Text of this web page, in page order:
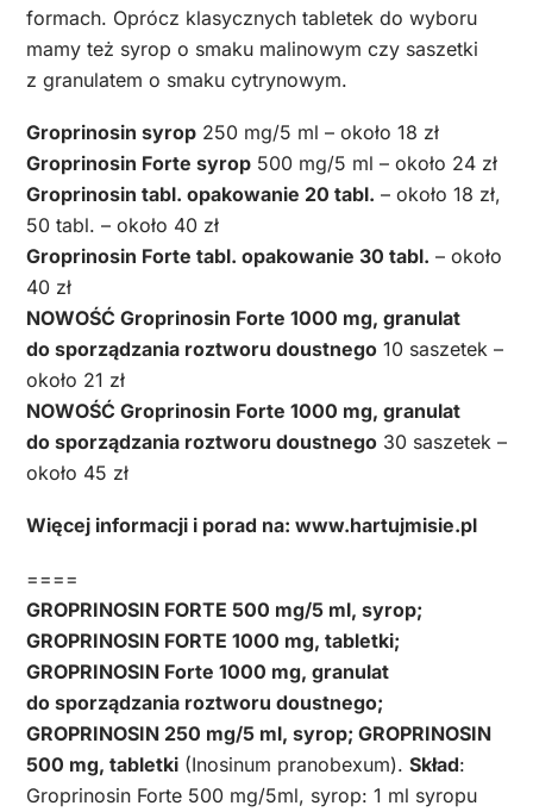
formach. Oprócz klasycznych tabletek do wyboru
mamy też syrop o smaku malinowym czy saszetki
z granulatem o smaku cytrynowym.
Groprinosin syrop 250 mg/5 ml – około 18 zł
Groprinosin Forte syrop 500 mg/5 ml – około 24 zł
Groprinosin tabl. opakowanie 20 tabl. – około 18 zł,
50 tabl. – około 40 zł
Groprinosin Forte tabl. opakowanie 30 tabl. – około
40 zł
NOWOŚĆ Groprinosin Forte 1000 mg, granulat
do sporządzania roztworu doustnego 10 saszetek –
około 21 zł
NOWOŚĆ Groprinosin Forte 1000 mg, granulat
do sporządzania roztworu doustnego 30 saszetek –
około 45 zł
Więcej informacji i porad na: www.hartujmisie.pl
====
GROPRINOSIN FORTE 500 mg/5 ml, syrop;
GROPRINOSIN FORTE 1000 mg, tabletki;
GROPRINOSIN Forte 1000 mg, granulat
do sporządzania roztworu doustnego;
GROPRINOSIN 250 mg/5 ml, syrop; GROPRINOSIN
500 mg, tabletki (Inosinum pranobexum). Skład:
Groprinosin Forte 500 mg/5ml, syrop: 1 ml syropu